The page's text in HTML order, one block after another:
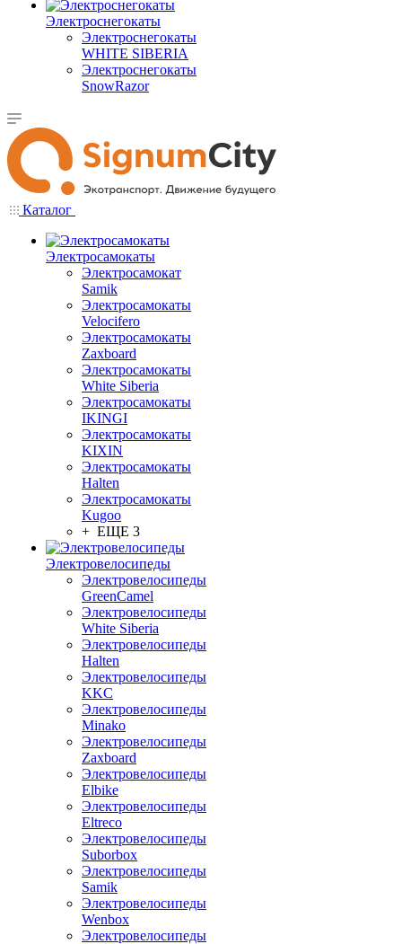
Электроснегокаты
Электроснегокаты
WHITE SIBERIA
Электроснегокаты
SnowRazor
Каталог
Электросамокаты
Электросамокат
Samik
Электросамокаты
Velocifero
Электросамокаты
Zaxboard
Электросамокаты
White Siberia
Электросамокаты
IKINGI
Электросамокаты
KIXIN
Электросамокаты
Halten
Электросамокаты
Kugoo
+ ЕЩЕ 3
Электровелосипеды
Электровелосипеды
GreenCamel
Электровелосипеды
White Siberia
Электровелосипеды
Halten
Электровелосипеды
KKC
Электровелосипеды
Minako
Электровелосипеды
Zaxboard
Электровелосипеды
Elbike
Электровелосипеды
Eltreco
Электровелосипеды
Suborbox
Электровелосипеды
Samik
Электровелосипеды
Wenbox
Электровелосипеды